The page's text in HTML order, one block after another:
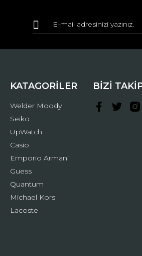
Yorum Yaz
Gönder
KATAGORİLER
Welder Moody
Seiko
UpWatch
Casio
Emporio Armani
Guess
Quantum
Michael Kors
Lacoste
BİZİ